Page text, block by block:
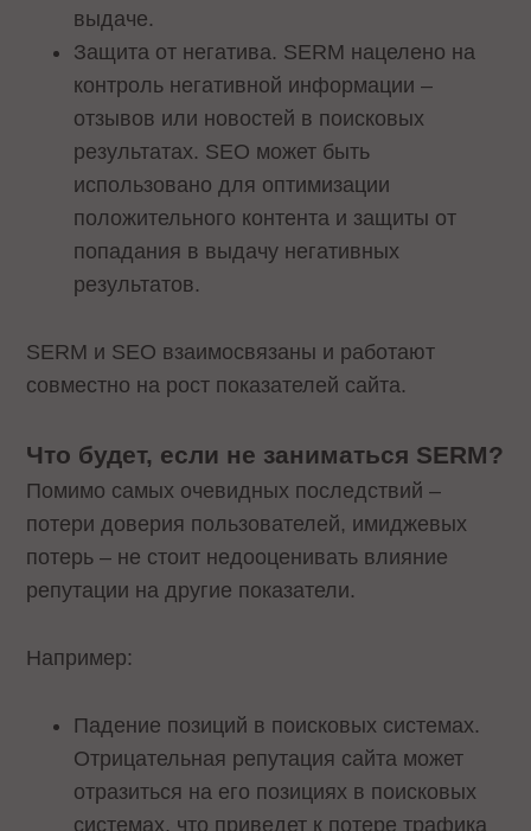
выдаче.
Защита от негатива. SERM нацелено на
контроль негативной информации –
отзывов или новостей в поисковых
результатах. SEO может быть
использовано для оптимизации
положительного контента и защиты от
попадания в выдачу негативных
результатов.
SERM и SEO взаимосвязаны и работают
совместно на рост показателей сайта.
Что будет, если не заниматься SERM?
Помимо самых очевидных последствий –
потери доверия пользователей, имиджевых
потерь – не стоит недооценивать влияние
репутации на другие показатели.
Например:
Падение позиций в поисковых системах.
Отрицательная репутация сайта может
отразиться на его позициях в поисковых
системах, что приведет к потере трафика